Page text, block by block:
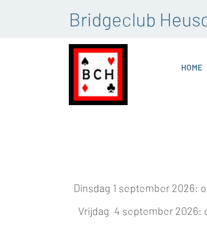
Bridgeclub
HOME
Dinsdag 1 september 2026:
Vrijdag 4 september 2026: